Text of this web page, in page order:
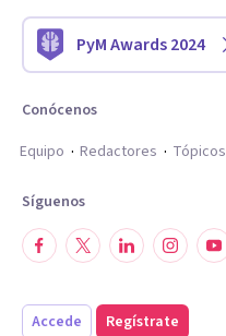
PyM Awards 2024
Conócenos
Equipo
Redactores Tópicos
Síguenos
Accede Regístrate